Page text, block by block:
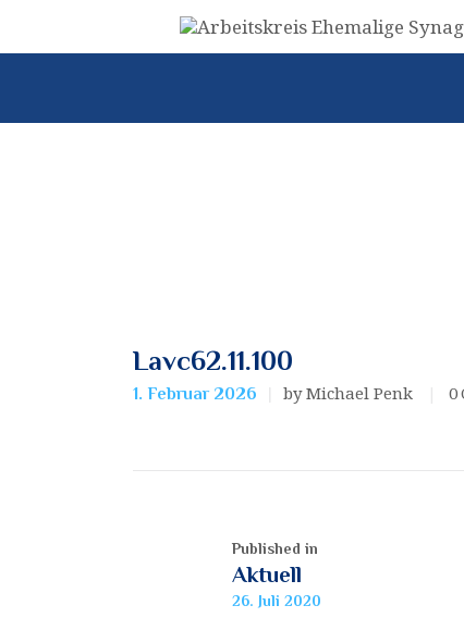
Lavc62.11.100
1. Februar 2026 by Michael Penk 0
Published in
Aktuell
26. Juli 2020